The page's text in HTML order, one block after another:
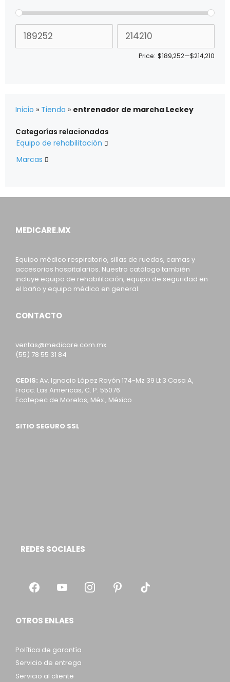
Price: $189,252—$214,210
Inicio » Tienda » entrenador de marcha Leckey
Categorías relacionadas
Equipo de rehabilitación 
Marcas 
MEDICARE.MX
Equipo médico respiratorio, sillas de ruedas, camas y
accesorios hospitalarios. Nuestro catálogo también
incluye equipo de rehabilitación, equipo de seguridad en
el baño y equipo médico en general.
CONTACTO
ventas@medicare.com.mx
(55) 78 55 31 84
CEDIS: Av. Ignacio López Rayón 174-Mz 39 Lt 3 Casa A,
Fracc. Las Americas, C. P. 55076
Ecatepec de Morelos, Méx., México
SITIO SEGURO SSL
REDES SOCIALES
OTROS ENLAES
Política de garantía
Servicio de entrega
Servicio al cliente